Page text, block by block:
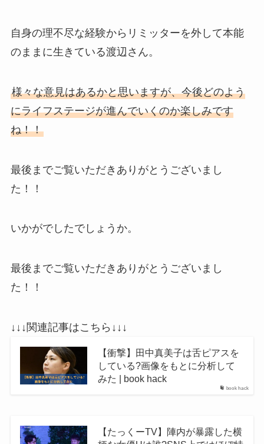
自身の理不尽な経験からリミッターを外して本能
のままに生きている渡辺さん。
様々な意見はあるかと思いますが、今後どのよう
にライフステージが進んでいくのか楽しみです
ね！！
最後までご覧いただきありがとうございまし
た！！
いかがでしたでしょうか。
最後までご覧いただきありがとうございまし
た！！
↓↓↓関連記事はこちら↓↓↓
book hack
【衝撃】田中真美子は舌ピアスを
している?画像をもとに分析して
みた | book hack
【たっくーTV】陣内が暴露した横